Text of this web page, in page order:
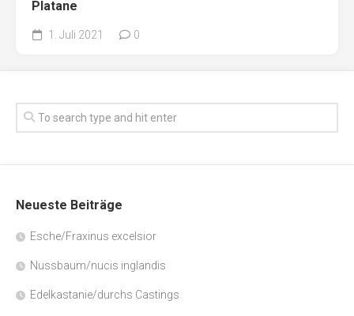
Platane
1. Juli 2021 0
Neueste Beiträge
Esche/Fraxinus excelsior
Nussbaum/nucis inglandis
Edelkastanie/durchs Castings